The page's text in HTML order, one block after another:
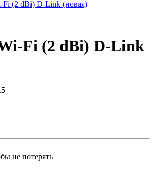
Fi (2 dBi) D-Link
не потерять